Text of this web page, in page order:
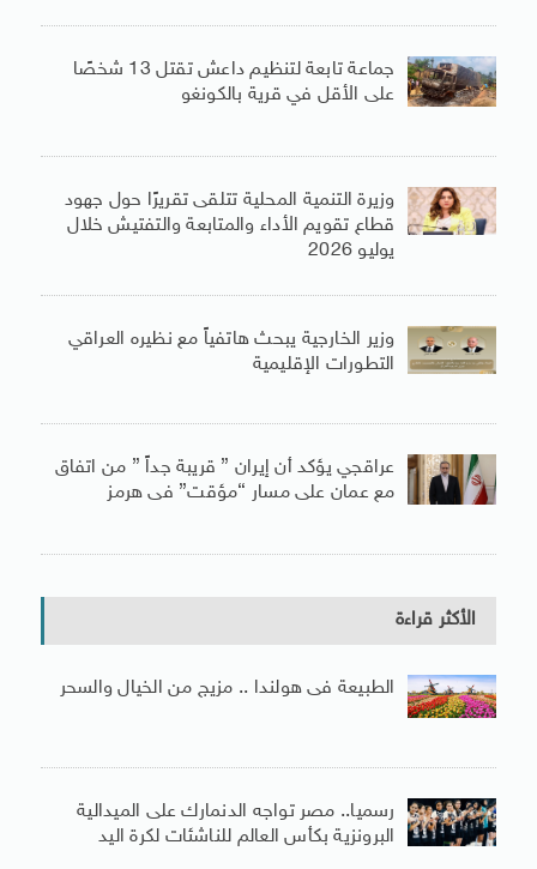
جماعة تابعة لتنظيم داعش تقتل 13 شخصًا
على الأقل في قرية بالكونغو
وزيرة التنمية المحلية تتلقى تقريرًا حول جهود
قطاع تقويم الأداء والمتابعة والتفتيش خلال
يوليو 2026
وزير الخارجية يبحث هاتفياً مع نظيره العراقي
التطورات الإقليمية
عراقجي يؤكد أن إيران ” قريبة جداً ” من اتفاق
مع عمان على مسار “مؤقت” فى هرمز
الأكثر قراءة
الطبيعة فى هولندا .. مزيج من الخيال والسحر
رسميا.. مصر تواجه الدنمارك على الميدالية
البرونزية بكأس العالم للناشئات لكرة اليد